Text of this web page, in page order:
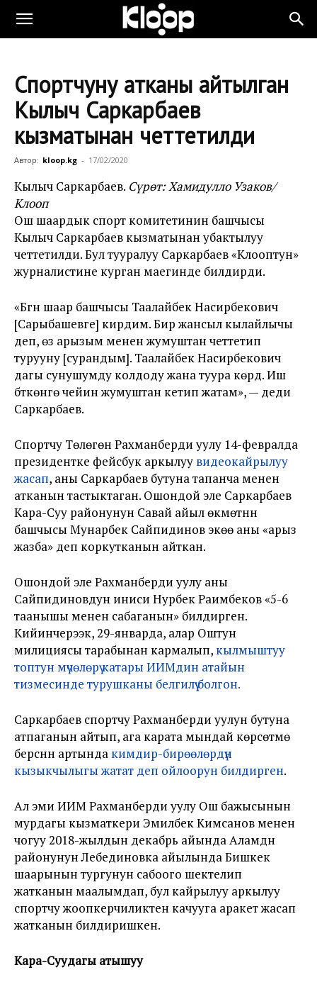
Спортчуну атканы айтылган
Кылыч Саркарбаев
кызматынан четтетилди
Автор: kloop.kg - 17/02/2020
Кылыч Саркарбаев. Сүрөт: Хамидулло Узаков/
Клооп
Ош шаардык спорт комитетинин башчысы
Кылыч Саркарбаев кызматынан убактылуу
четтетилди. Бул тууралуу Саркарбаев «Клооптун»
журналистине курган маегинде билдирди.
«Бүгүн шаар башчысы Таалайбек Насирбекович
[Сарыбашевге] кирдим. Бир жансыл кылайлычы
деп, өз арызым менен жумуштан четтетип
турууну [сурандым]. Таалайбек Насирбекович
дагы сунушумду колдоду жана туура көрдү. Иш
бүткөнгө чейин жумуштан кетип жатам», — деди
Саркарбаев.
Спортчу Төлөгөн Рахманберди уулу 14-февралда
президентке фейсбук аркылуу видеокайрылуу
жасап, аны Саркарбаев бутуна тапанча менен
атканын тастыктаган. Ошондой эле Саркарбаев
Кара-Суу районунун Савай айыл өкмөтүнүн
башчысы Мунарбек Сайпидинов экөө аны «арыз
жазба» деп коркутканын айткан.
Ошондой эле Рахманберди уулу аны
Сайпидиновдун иниси Нурбек Раимбеков «5-6
таанышы менен сабаганын» билдирген.
Кийинчерээк, 29-январда, алар Оштун
милициясы тарабынан кармалып, кылмыштуу
топтун мүчөлөрү катары ИИМдин атайын
тизмесинде турушканы белгилүү болгон.
Саркарбаев спортчу Рахманберди уулун бутуна
атпаганын айтып, ага карата мындай көрсөтмө
берүүсүнүн артында кимдир-бирөөлөрдүн
кызыкчылыгы жатат деп ойлоорун билдирген.
Ал эми ИИМ Рахманберди уулу Ош бажысынын
мурдагы кызматкери Эмилбек Кимсанов менен
чогуу 2018-жылдын декабрь айында Аламүдүн
районунун Лебединовка айылында Бишкек
шаарынын тургунун сабоого шектелип
жатканын маалымдап, бул кайрылуу аркылуу
спортчу жоопкерчиликтен качууга аракет жасап
жатканын билдиришкен.
Кара-Суудагы атышуу